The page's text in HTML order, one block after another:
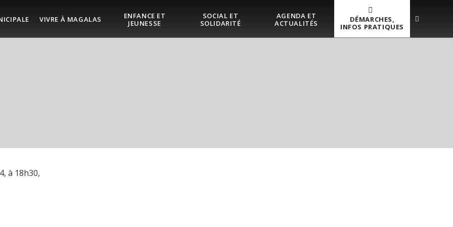
VIVRE À MAGALAS
ENFANCE ET
JEUNESSE
SOCIAL ET
SOLIDARITÉ
AGENDA ET
ACTUALITÉS
DÉMARCHES,
INFOS PRATIQUES
à 18h30,